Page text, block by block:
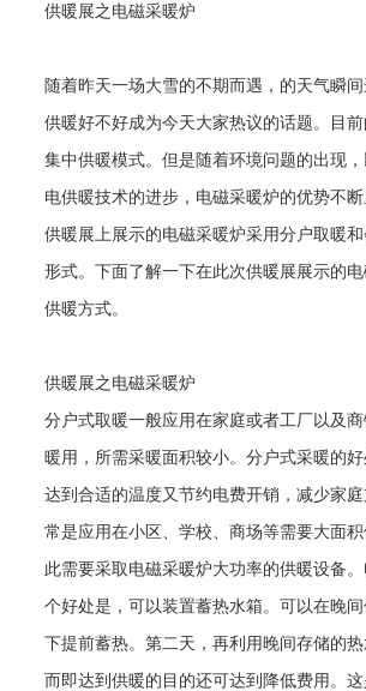
供暖展之电磁采暖炉
随着昨天一场大雪的不期而遇，的天气瞬间
供暖好不好成为今天大家热议的话题。目
集中供暖模式。但是随着环境问题的出现
电供暖技术的进步，电磁采暖炉的优势不
供暖展上展示的电磁采暖炉采用分户取暖
形式。下面了解一下在此次供暖展展示的
供暖方式。
供暖展之电磁采暖炉
分户式取暖一般应用在家庭或者工厂以及
暖用，所需采暖面积较小。分户式采暖的
达到合适的温度又节约电费开销，减少家庭
常是应用在小区、学校、商场等需要大面
此需要采取电磁采暖炉大功率的供暖设备
个好处是，可以装置蓄热水箱。可以在晚
下提前蓄热。第二天，再利用晚间存储的
而即达到供暖的目的还可达到降低费用。